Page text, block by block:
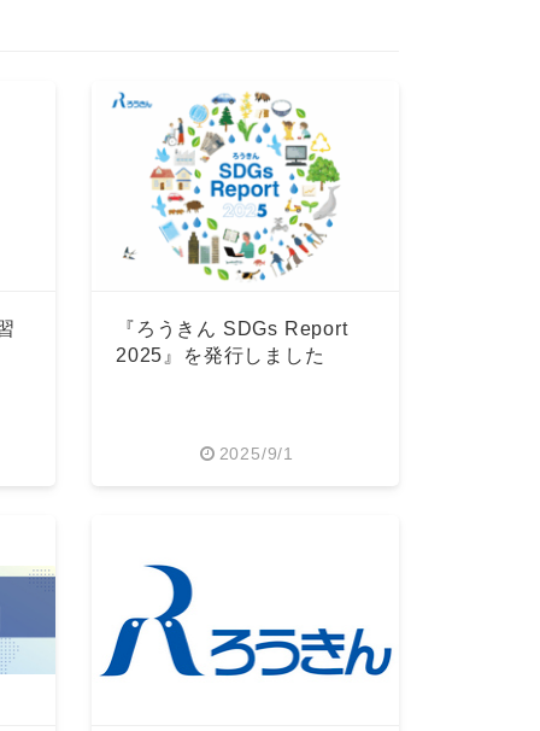
『ろうきん SDGs Report
2025』を発行しました
2025/9/1